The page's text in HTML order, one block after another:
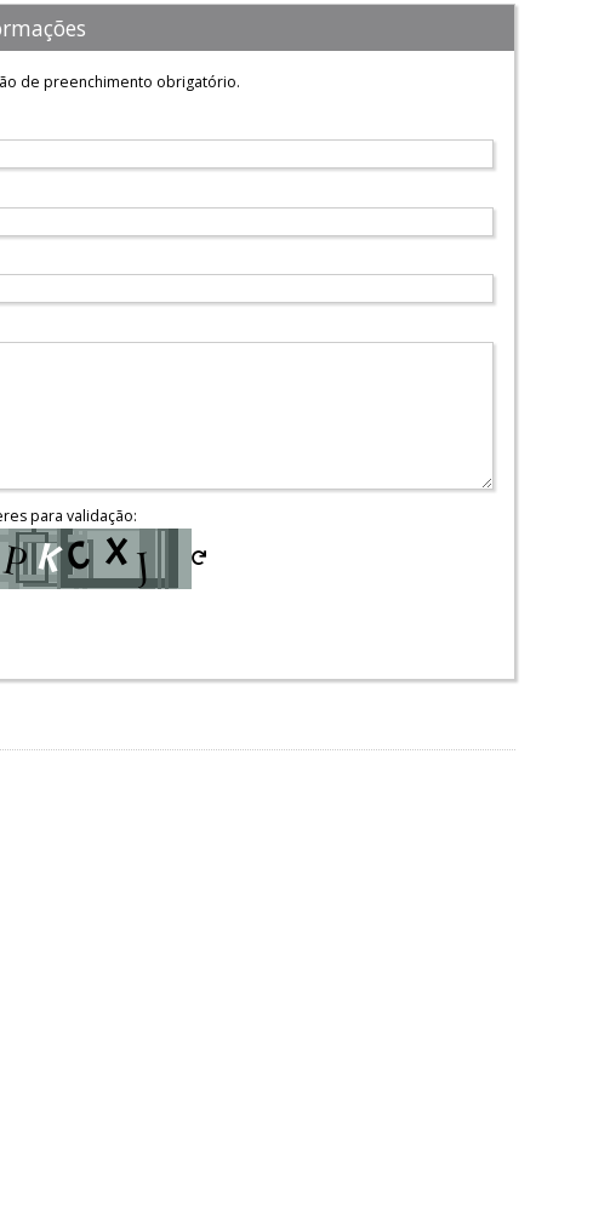
de preenchimento obrigatório.
para validação: